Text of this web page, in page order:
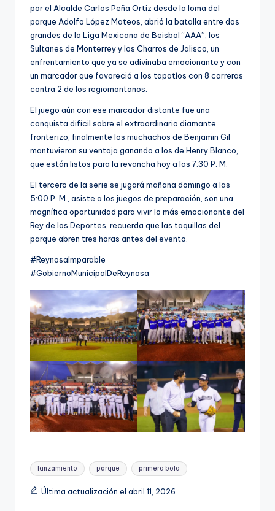
por el Alcalde Carlos Peña Ortiz desde la loma del
parque Adolfo López Mateos, abrió la batalla entre dos
grandes de la Liga Mexicana de Beisbol “AAA”, los
Sultanes de Monterrey y los Charros de Jalisco, un
enfrentamiento que ya se adivinaba emocionante y con
un marcador que favoreció a los tapatíos con 8 carreras
contra 2 de los regiomontanos.
El juego aún con ese marcador distante fue una
conquista difícil sobre el extraordinario diamante
fronterizo, finalmente los muchachos de Benjamin Gil
mantuvieron su ventaja ganando a los de Henry Blanco,
que están listos para la revancha hoy a las 7:30 P. M.
El tercero de la serie se jugará mañana domingo a las
5:00 P. M., asiste a los juegos de preparación, son una
magnífica oportunidad para vivir lo más emocionante del
Rey de los Deportes, recuerda que las taquillas del
parque abren tres horas antes del evento.
#ReynosaImparable
#GobiernoMunicipalDeReynosa
Etiquetas:
lanzamiento parque primera bola
Última actualización el abril 11, 2026